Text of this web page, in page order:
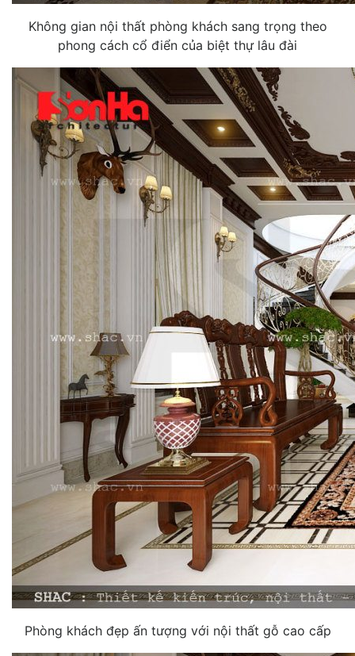
Không gian nội thất phòng khách sang trọng theo
phong cách cổ điển của biệt thự lâu đài
Phòng khách đẹp ấn tượng với nội thất gỗ cao cấp